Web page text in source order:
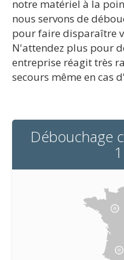
notre matériel à la
nous servons de
pour faire disparaître
N'attendez plus pour
entreprise réagit très
secours même en cas
Débouchage